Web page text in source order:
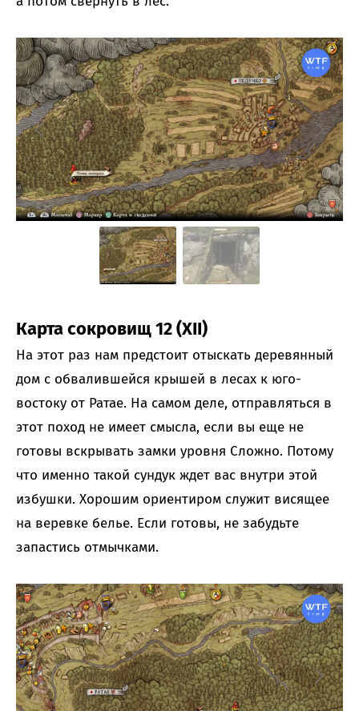
Карта сокровищ 12 (XII)
На этот раз нам предстоит отыскать деревянный
дом с обвалившейся крышей в лесах к юго-
востоку от Ратае. На самом деле, отправляться в
этот поход не имеет смысла, если вы еще не
готовы вскрывать замки уровня Сложно. Потому
что именно такой сундук ждет вас внутри этой
избушки. Хорошим ориентиром служит висящее
на веревке белье. Если готовы, не забудьте
запастись отмычками.